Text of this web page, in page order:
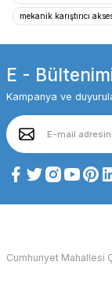
mekanik karıştırıcı
E -
Kampanya ve
Cumhuriyet Mahallesi